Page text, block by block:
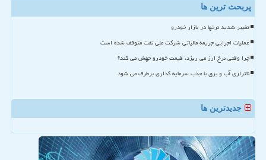
پربحث ترین ها
تغییر شدید نرخها در بازار خودرو
عملیات اجرایی جریمه مالیاتی شرکت ملی نفت متوقف شده است
چرا وقتی نرخ ارز می ریزد، قیمت خودرو جهش می کند؟
ناترازی آب و برق با جذب سرمایه گذاری برطرف می شود
جدیدترین ها